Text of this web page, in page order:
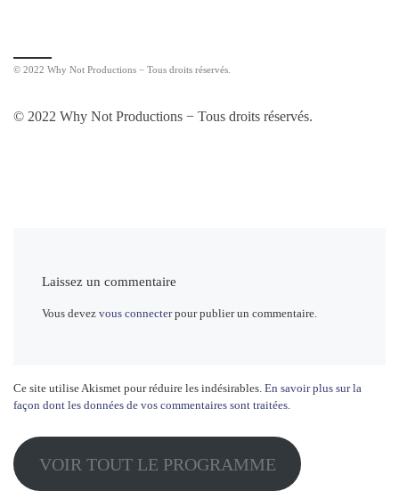
© 2022 Why Not Productions − Tous droits réservés.
© 2022 Why Not Productions − Tous droits réservés.
Laissez un commentaire
Vous devezvous connecterpour publier un commentaire.
Ce site utilise Akismet pour réduire les indésirables. En savoir plus sur la
façon dont les données de vos commentaires sont traitées
VOIR TOUT LE PROGRAMME